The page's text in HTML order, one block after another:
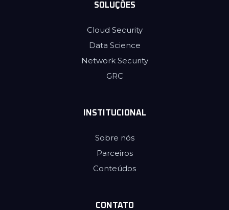
SOLUÇÕES
Cloud Security
Data Science
Network Security
GRC
INSTITUCIONAL
Sobre nós
Parceiros
Conteúdos
CONTATO